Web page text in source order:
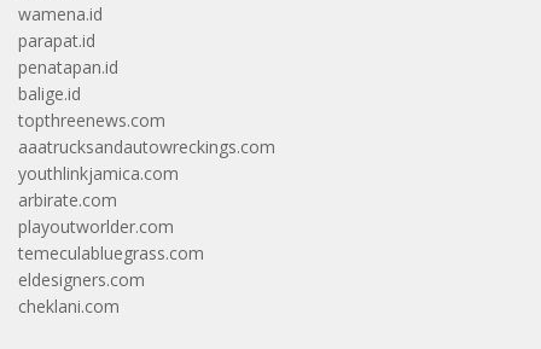
wamena.id
parapat.id
penatapan.id
balige.id
topthreenews.com
aaatrucksandautowreckings.com
youthlinkjamica.com
arbirate.com
playoutworlder.com
temeculabluegrass.com
eldesigners.com
cheklani.com